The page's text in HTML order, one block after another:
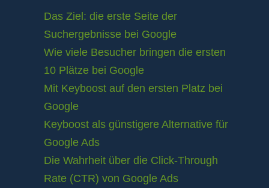
Das Ziel: die erste Seite der
Suchergebnisse bei Google
Wie viele Besucher bringen die ersten
10 Plätze bei Google
Mit Keyboost auf den ersten Platz bei
Google
Keyboost als günstigere Alternative für
Google Ads
Die Wahrheit über die Click-Through
Rate (CTR) von Google Ads